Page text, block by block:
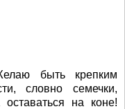
быть крепким
словно семечки,
на коне!